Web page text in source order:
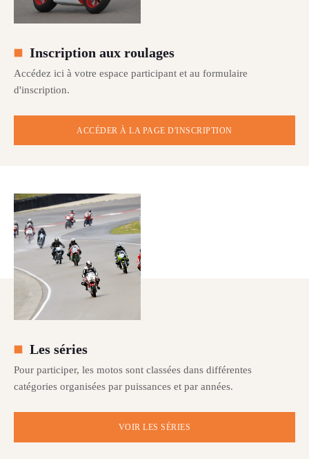
Inscription aux roulages
Accédez ici à votre espace participant et au formulaire
d'inscription.
ACCÉDER À LA PAGE D'INSCRIPTION
Les séries
Pour participer, les motos sont classées dans différentes
catégories organisées par puissances et par années.
VOIR LES SÉRIES